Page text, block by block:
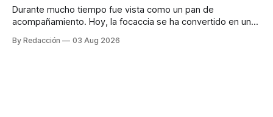
Durante mucho tiempo fue vista como un pan de
acompañamiento. Hoy, la focaccia se ha convertido en uno
artesanal, ingredientes de calidad y experiencias que
By Redacción 03 Aug 2026